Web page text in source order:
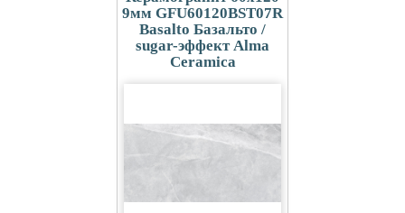
9мм GFU60120BST07R
Basalto Базальто /
sugar-эффект Alma
Ceramica